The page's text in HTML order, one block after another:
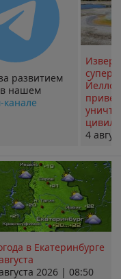
развитием
нашем
канале
4
в Екатеринбурге
2026 | 08:50